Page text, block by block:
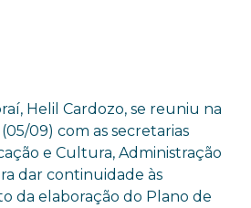
Helil Cardozo, se reuniu na
09) com as secretarias
e Cultura, Administração
dar continuidade às
da elaboração do Plano de